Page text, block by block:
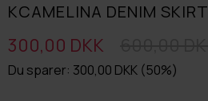
KCAMELINA DENIM SKIRT
Du sparer: 300,00 DKK (50%)
300,00 DKK